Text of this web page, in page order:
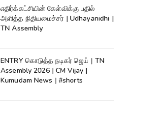
எதிர்க்கட்சியின் கேள்விக்கு பதில்
அளித்த நிதியமைச்சர் | Udhayanidhi |
TN Assembly
ENTRY கொடுத்த நடிகர் ஜெய் | TN
Assembly 2026 | CM Vijay |
Kumudam News | #shorts